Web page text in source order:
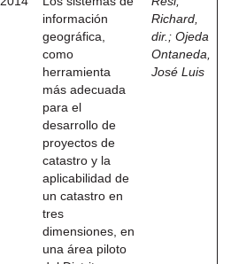
información
geográfica,
como
herramienta
más adecuada
para el
desarrollo de
proyectos de
catastro y la
aplicabilidad de
un catastro en
tres
dimensiones, en
una área piloto
Richard,
dir. ; Ojeda
Ontaneda,
José Luis